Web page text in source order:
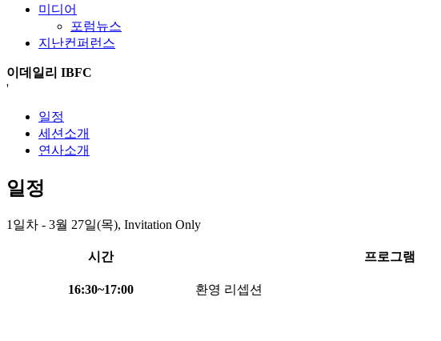
미디어
포럼뉴스
지난컨퍼런스
이데일리 IBFC
'
일정
세션소개
연사소개
일정
1일차 - 3월 27일(목), Invitation Only
시간 프로그램
16:30~17:00 환영 리셉션